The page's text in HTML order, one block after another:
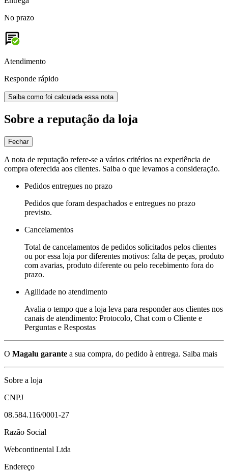
No prazo
Atendimento
Responde rápido
Saiba como foi calculada essa nota
Sobre a reputação da loja
Fechar
A nota de reputação refere-se a vários critérios na experiência de
compra oferecida aos clientes. Saiba o que levamos a consideração.
Pedidos entregues no prazo
Pedidos que foram despachados e entregues no prazo
previsto.
Cancelamentos
Total de cancelamentos de pedidos solicitados pelos clientes
ou por essa loja por diferentes motivos: falta de peças, produto
com avarias, produto diferente ou pelo recebimento fora do
prazo.
Agilidade no atendimento
Avalia o tempo que a loja leva para responder aos clientes nos
canais de atendimento: Protocolo, Chat com o Cliente e
Perguntas e Respostas
O Magalu garante a sua compra, do pedido à entrega. Saiba mais
Sobre a loja
CNPJ
08.584.116/0001-27
Razão Social
Webcontinental Ltda
Endereço